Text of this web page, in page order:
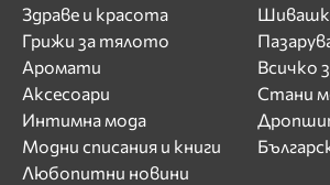
Здраве и красота
Грижи за тялото
Аромати
Аксесоари
Интимна мода
Модни списания и книги
Любопитни новини
Всичко
Стани